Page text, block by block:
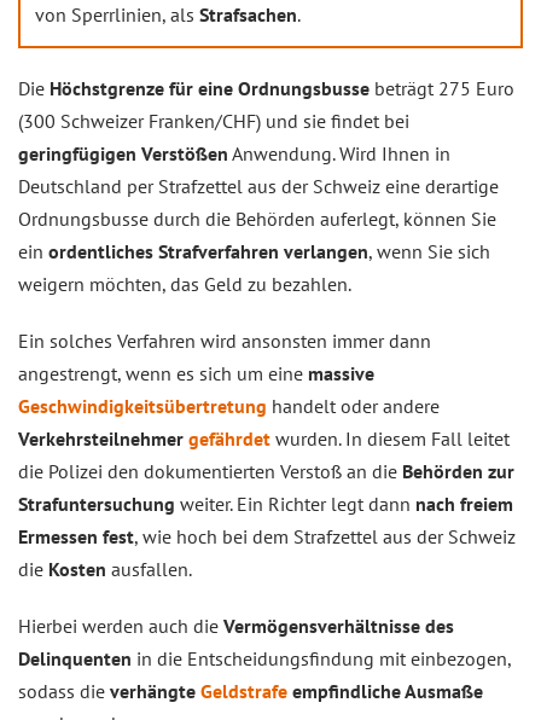
von Sperrlinien, als Strafsachen.
Die Höchstgrenze für eine Ordnungsbusse beträgt 275 Euro
(300 Schweizer Franken/CHF) und sie findet bei
geringfügigen Verstößen Anwendung. Wird Ihnen in
Deutschland per Strafzettel aus der Schweiz eine derartige
Ordnungsbusse durch die Behörden auferlegt, können Sie
ein ordentliches Strafverfahren verlangen, wenn Sie sich
weigern möchten, das Geld zu bezahlen.
Ein solches Verfahren wird ansonsten immer dann
angestrengt, wenn es sich um eine massive
Geschwindigkeitsübertretung handelt oder andere
Verkehrsteilnehmer gefährdet wurden. In diesem Fall leitet
die Polizei den dokumentierten Verstoß an die Behörden zur
Strafuntersuchung weiter. Ein Richter legt dann nach freiem
Ermessen fest, wie hoch bei dem Strafzettel aus der Schweiz
die Kosten ausfallen.
Hierbei werden auch die Vermögensverhältnisse des
Delinquenten in die Entscheidungsfindung mit einbezogen,
sodass die verhängte Geldstrafe empfindliche Ausmaße